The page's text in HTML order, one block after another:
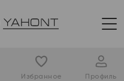
Избранное Профиль